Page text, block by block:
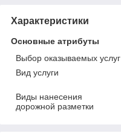
Характеристики
Основные атрибуты
Выбор оказываемых услуг
Вид услуги
Виды нанесения
дорожной разметки